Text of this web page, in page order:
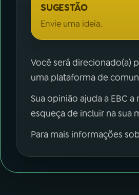
SUGESTÃO
Envie uma ideia.
Você será direcionado(a)
uma plataforma de
Sua opinião ajuda a EBC
esqueça de incluir na sua
Para mais informações